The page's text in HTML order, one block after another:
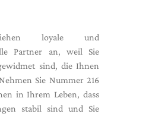
loyale und
Partner an, weil Sie
sind, die Ihnen
Sie Nummer 216
in Ihrem Leben, dass
stabil sind und Sie